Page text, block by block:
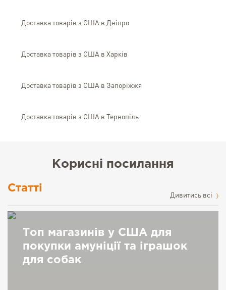
Доставка товарів з США в Дніпро
Доставка товарів з США в Харків
Доставка товарів з США в Запоріжжя
Доставка товарів з США в Тернопіль
Корисні посилання
Статті
Дивитись всі
Топ магазинів у США для
покупки амуніції та іграшок
для собак